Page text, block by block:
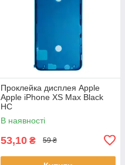
Проклейка дисплея Apple
Apple iPhone XS Max Black
HC
В наявності
53,10 ₴ 59 ₴